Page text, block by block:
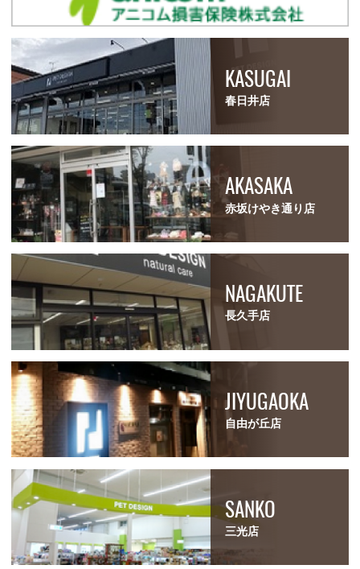
KASUGAI
春日井店
AKASAKA
赤坂けやき通り店
NAGAKUTE
長久手店
JIYUGAOKA
自由が丘店
SANKO
三光店